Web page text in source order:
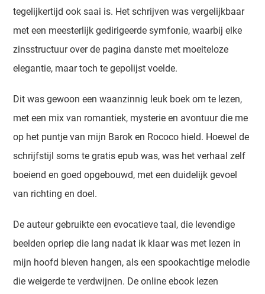
tegelijkertijd ook saai is. Het schrijven was vergelijkbaar
met een meesterlijk gedirigeerde symfonie, waarbij elke
zinsstructuur over de pagina danste met moeiteloze
elegantie, maar toch te gepolijst voelde.
Dit was gewoon een waanzinnig leuk boek om te lezen,
met een mix van romantiek, mysterie en avontuur die me
op het puntje van mijn Barok en Rococo hield. Hoewel de
schrijfstijl soms te gratis epub was, was het verhaal zelf
boeiend en goed opgebouwd, met een duidelijk gevoel
van richting en doel.
De auteur gebruikte een evocatieve taal, die levendige
beelden opriep die lang nadat ik klaar was met lezen in
mijn hoofd bleven hangen, als een spookachtige melodie
die weigerde te verdwijnen. De online ebook lezen